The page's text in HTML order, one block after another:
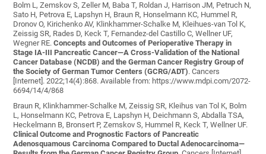
Bolm L, Zemskov S, Zeller M, Baba T, Roldan J, Harrison JM, Petruch N,
Sato H, Petrova E, Lapshyn H, Braun R, Honselmann KC, Hummel R,
Dronov O, Kirichenko AV, Klinkhammer-Schalke M, Kleihues-van Tol K,
Zeissig SR, Rades D, Keck T, Fernandez-del Castillo C, Wellner UF,
Wegner RE.Concepts and Outcomes of Perioperative Therapy in
Stage IA-III Pancreatic Cancer—A Cross-Validation of the National
Cancer Database (NCDB) and the German Cancer Registry Group of
the Society of German Tumor Centers (GCRG/ADT). Cancers
[Internet]. 2022;14(4):868. Available from: https://www.mdpi.com/2072-
6694/14/4/868
Braun R, Klinkhammer-Schalke M, Zeissig SR, Kleihus van Tol K, Bolm
L, Honselmann KC, Petrova E, Lapshyn H, Deichmann S, Abdalla TSA,
Heckelmann B, Bronsert P, Zemskov S, Hummel R, Keck T, Wellner UF.
Clinical Outcome and Prognostic Factors of Pancreatic
Adenosquamous Carcinoma Compared to Ductal Adenocarcinoma—